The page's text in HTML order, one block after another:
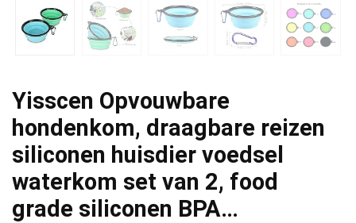
Yisscen Opvouwbare
hondenkom, draagbare reizen
siliconen huisdier voedsel
waterkom set van 2, food
grade siliconen BPA…